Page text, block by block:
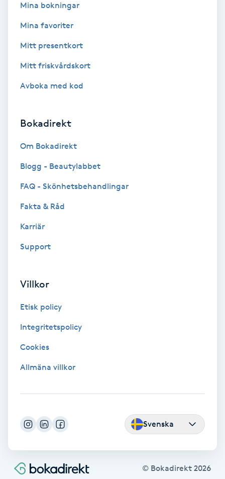
Hyperhidros
Hårborttagning
Hårförlängning
Hårvård
Hälsprickor
Idrottsmassage
IPL hårborttagning
IR-massage
Japansk massage
Kemisk peeling
Mina bokningar
Mina favoriter
Mitt presentkort
Mitt friskvårdskort
Avboka med kod
Bokadirekt
Om Bokadirekt
Blogg - Beautylabbet
FAQ - Skönhetsbehandlingar
Fakta & Råd
Karriär
Support
Villkor
Etisk policy
Integritetspolicy
Cookies
Allmäna villkor
Svenska
© Bokadirekt 2026